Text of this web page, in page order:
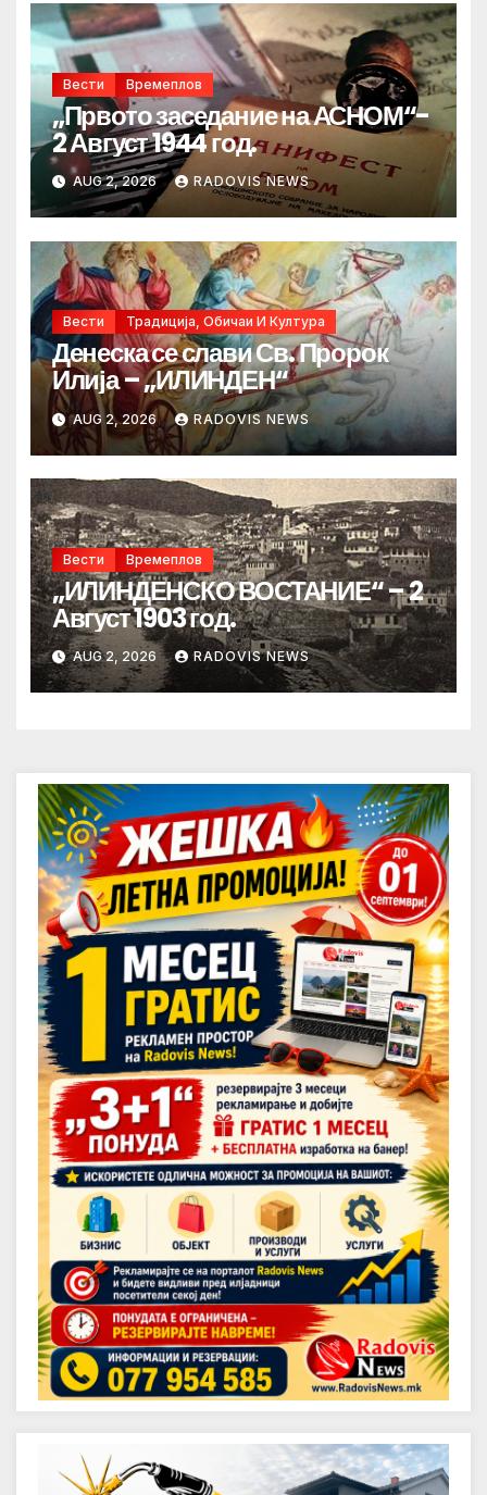
Вести Времеплов
„Првото заседание на АСНОМ“-
2 Август 1944 год.
AUG 2, 2026 RADOVIS NEWS
Вести Традиција, Обичаи И Култура
Денеска се слави Св. Пророк
Илија – „ИЛИНДЕН“
AUG 2, 2026 RADOVIS NEWS
Вести Времеплов
„ИЛИНДЕНСКО ВОСТАНИЕ“ – 2
Август 1903 год.
AUG 2, 2026 RADOVIS NEWS